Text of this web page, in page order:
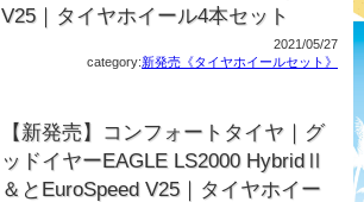
V25｜タイヤホイール4本セット
2021/05/27
category:新発売《タイヤホイールセット》
【新発売】コンフォートタイヤ｜グ
ッドイヤーEAGLE LS2000 HybridⅡ
＆とEuroSpeed V25｜タイヤホイー